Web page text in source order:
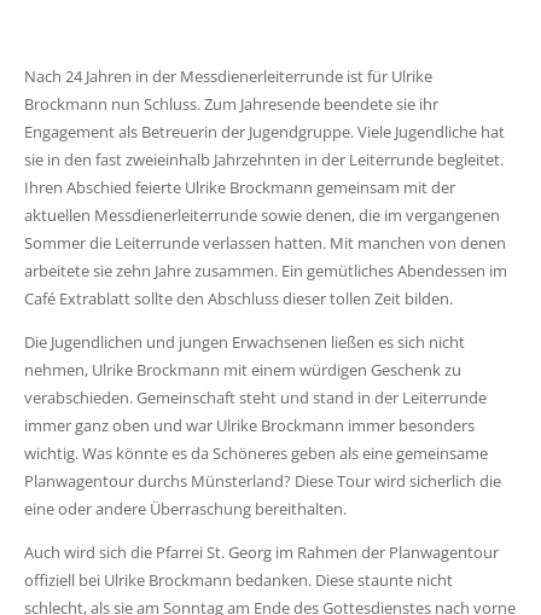
Nach 24 Jahren in der Messdienerleiterrunde ist für Ulrike
Brockmann nun Schluss. Zum Jahresende beendete sie ihr
Engagement als Betreuerin der Jugendgruppe. Viele Jugendliche hat
sie in den fast zweieinhalb Jahrzehnten in der Leiterrunde begleitet.
Ihren Abschied feierte Ulrike Brockmann gemeinsam mit der
aktuellen Messdienerleiterrunde sowie denen, die im vergangenen
Sommer die Leiterrunde verlassen hatten. Mit manchen von denen
arbeitete sie zehn Jahre zusammen. Ein gemütliches Abendessen im
Café Extrablatt sollte den Abschluss dieser tollen Zeit bilden.
Die Jugendlichen und jungen Erwachsenen ließen es sich nicht
nehmen, Ulrike Brockmann mit einem würdigen Geschenk zu
verabschieden. Gemeinschaft steht und stand in der Leiterrunde
immer ganz oben und war Ulrike Brockmann immer besonders
wichtig. Was könnte es da Schöneres geben als eine gemeinsame
Planwagentour durchs Münsterland? Diese Tour wird sicherlich die
eine oder andere Überraschung bereithalten.
Auch wird sich die Pfarrei St. Georg im Rahmen der Planwagentour
offiziell bei Ulrike Brockmann bedanken. Diese staunte nicht
schlecht, als sie am Sonntag am Ende des Gottesdienstes nach vorne